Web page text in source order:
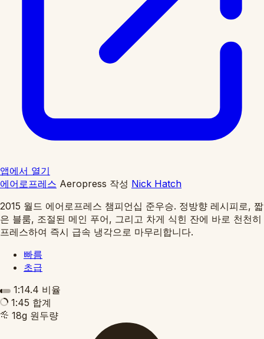
앱에서 열기
에어로프레스 Aeropress 작성 Nick Hatch
2015 월드 에어로프레스 챔피언십 준우승. 정방향 레시피로, 짧
은 블룸, 조절된 메인 푸어, 그리고 차게 식힌 잔에 바로 천천히
프레스하여 즉시 급속 냉각으로 마무리합니다.
빠름
초급
1:14.4 비율
1:45 합계
18g 원두량